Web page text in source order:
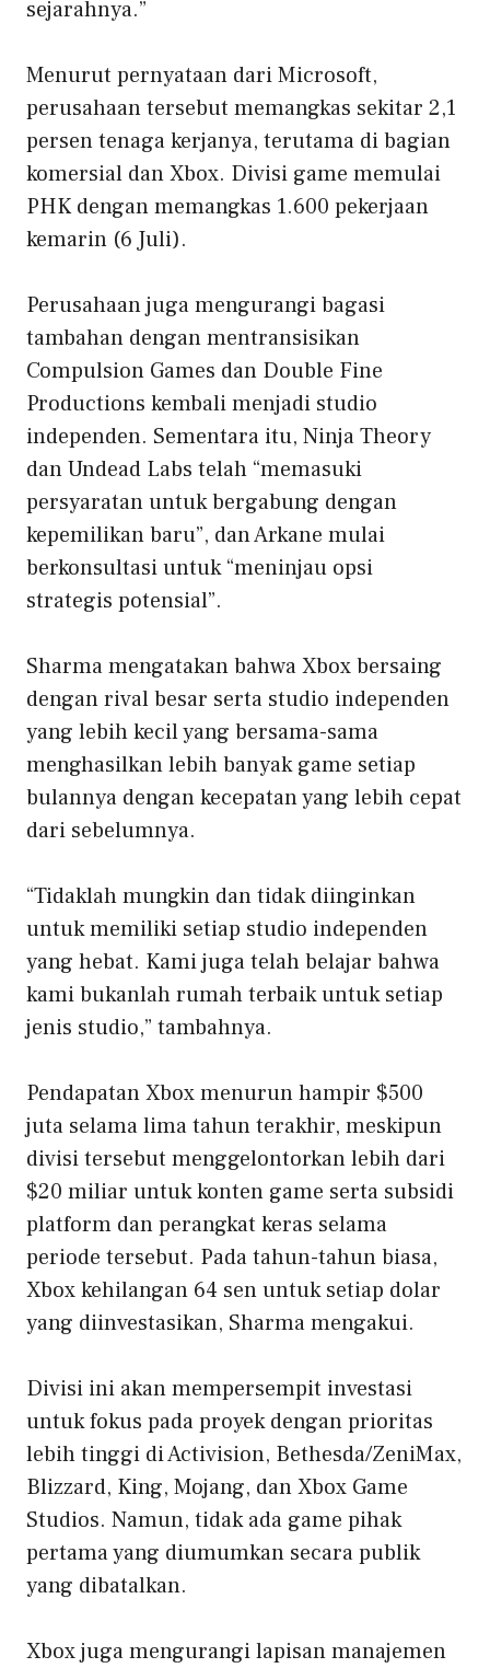
sejarahnya.”
Menurut pernyataan dari Microsoft,
perusahaan tersebut memangkas sekitar 2,1
persen tenaga kerjanya, terutama di bagian
komersial dan Xbox. Divisi game memulai
PHK dengan memangkas 1.600 pekerjaan
kemarin (6 Juli).
Perusahaan juga mengurangi bagasi
tambahan dengan mentransisikan
Compulsion Games dan Double Fine
Productions kembali menjadi studio
independen. Sementara itu, Ninja Theory
dan Undead Labs telah “memasuki
persyaratan untuk bergabung dengan
kepemilikan baru”, dan Arkane mulai
berkonsultasi untuk “meninjau opsi
strategis potensial”.
Sharma mengatakan bahwa Xbox bersaing
dengan rival besar serta studio independen
yang lebih kecil yang bersama-sama
menghasilkan lebih banyak game setiap
bulannya dengan kecepatan yang lebih cepat
dari sebelumnya.
“Tidaklah mungkin dan tidak diinginkan
untuk memiliki setiap studio independen
yang hebat. Kami juga telah belajar bahwa
kami bukanlah rumah terbaik untuk setiap
jenis studio,” tambahnya.
Pendapatan Xbox menurun hampir $500
juta selama lima tahun terakhir, meskipun
divisi tersebut menggelontorkan lebih dari
$20 miliar untuk konten game serta subsidi
platform dan perangkat keras selama
periode tersebut. Pada tahun-tahun biasa,
Xbox kehilangan 64 sen untuk setiap dolar
yang diinvestasikan, Sharma mengakui.
Divisi ini akan mempersempit investasi
untuk fokus pada proyek dengan prioritas
lebih tinggi di Activision, Bethesda/ZeniMax,
Blizzard, King, Mojang, dan Xbox Game
Studios. Namun, tidak ada game pihak
pertama yang diumumkan secara publik
yang dibatalkan.
Xbox juga mengurangi lapisan manajemen